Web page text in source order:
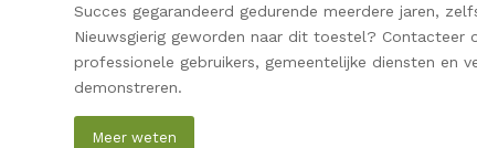
Succes gegarandeerd gedurende meerdere jaren,
Nieuwsgierig geworden naar dit toestel? Contacteer
professionele gebruikers, gemeentelijke diensten en
demonstreren.
Meer weten